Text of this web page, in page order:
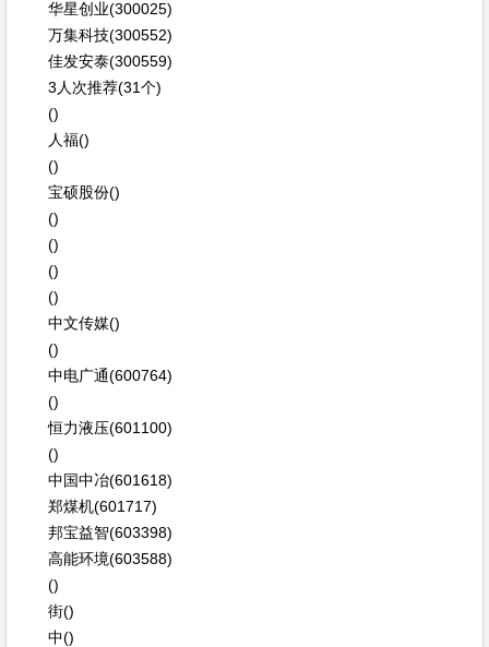
华星创业(300025)
万集科技(300552)
佳发安泰(300559)
3人次推荐(31个)
()
人福()
()
宝硕股份()
()
()
()
()
中文传媒()
()
中电广通(600764)
()
恒力液压(601100)
()
中国中冶(601618)
郑煤机(601717)
邦宝益智(603398)
高能环境(603588)
()
街()
中()